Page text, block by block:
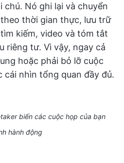
Nó ghi lại và chuyển
thời gian thực, lưu trữ
kiếm, video và tóm tắt
riêng tư. Vì vậy, ngay cả
hoặc phải bỏ lỡ cuộc
cái nhìn tổng quan đầy đủ.
biến các cuộc họp của bạn
hành động